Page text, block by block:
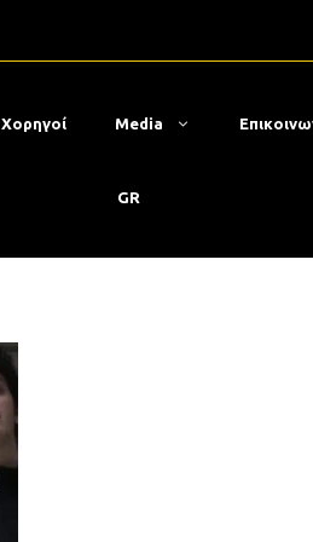
Χορηγοί Media
GR